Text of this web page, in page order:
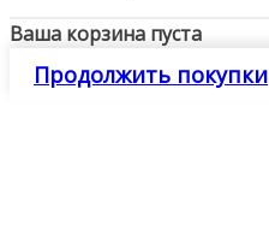
Ваша корзина пуста
Продолжить покупки